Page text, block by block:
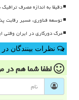
دقیقا به اندازه مصرف
توسعه فناوری، مسیر
مرگ دورکاری در ایران وقتی
نظرات بینندگان
لطفا شما همدر